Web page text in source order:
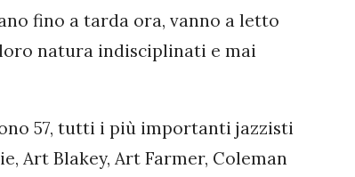
fino a tarda ora, vanno a letto
natura indisciplinati e mai
57, tutti i più importanti jazzisti
Art Blakey, Art Farmer, Coleman